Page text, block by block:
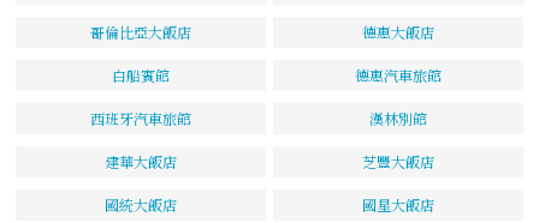
哥倫比亞大飯店 德惠大飯店
白船賓館 德惠汽車旅館
西班牙汽車旅館 漢林別館
建華大飯店 芝豐大飯店
國統大飯店 國星大飯店